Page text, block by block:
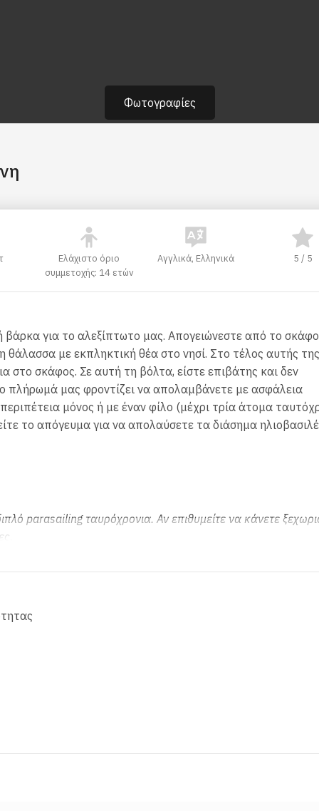
Φωτογραφίες
Ελάχιστο όριο
συμμετοχής: 14 ετών
Αγγλικά, Ελληνικά 5 / 5
βάρκα για το αλεξίπτωτο μας. Απογειώνεστε από το
με εκπληκτική θέα στο νησί. Στο τέλος αυτής της
στο σκάφος. Σε αυτή τη βόλτα, είστε επιβάτης και δεν
πλήρωμά μας φροντίζει να απολαμβάνετε με ασφάλεια
μόνος ή με έναν φίλο (μέχρι τρία άτομα
το απόγευμα για να απολαύσετε τα διάσημα
parasailing ταυρόχρονια. Αν επιθυμείτε να κάνετε
μια δραστηριότητα, μπορεί να ακυρωθεί ανά πάσα
βλάβη του εξοπλισμού. Σε αυτές τις περιπτώσεις,